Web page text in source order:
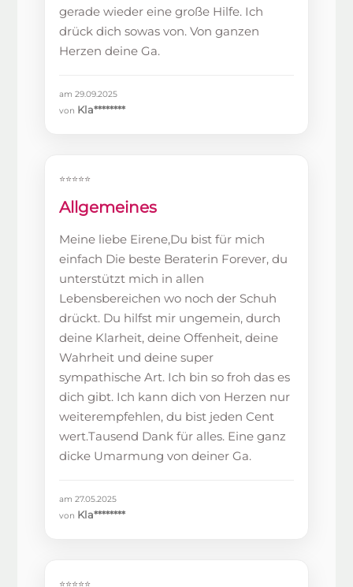
gerade wieder eine große Hilfe. Ich
drück dich sowas von. Von ganzen
Herzen deine Ga.
am 29.09.2025
von Kla********
⭐⭐⭐⭐⭐
Allgemeines
Meine liebe Eirene,Du bist für mich
einfach Die beste Beraterin Forever, du
unterstützt mich in allen
Lebensbereichen wo noch der Schuh
drückt. Du hilfst mir ungemein, durch
deine Klarheit, deine Offenheit, deine
Wahrheit und deine super
sympathische Art. Ich bin so froh das es
dich gibt. Ich kann dich von Herzen nur
weiterempfehlen, du bist jeden Cent
wert.Tausend Dank für alles. Eine ganz
dicke Umarmung von deiner Ga.
am 27.05.2025
von Kla********
⭐⭐⭐⭐⭐